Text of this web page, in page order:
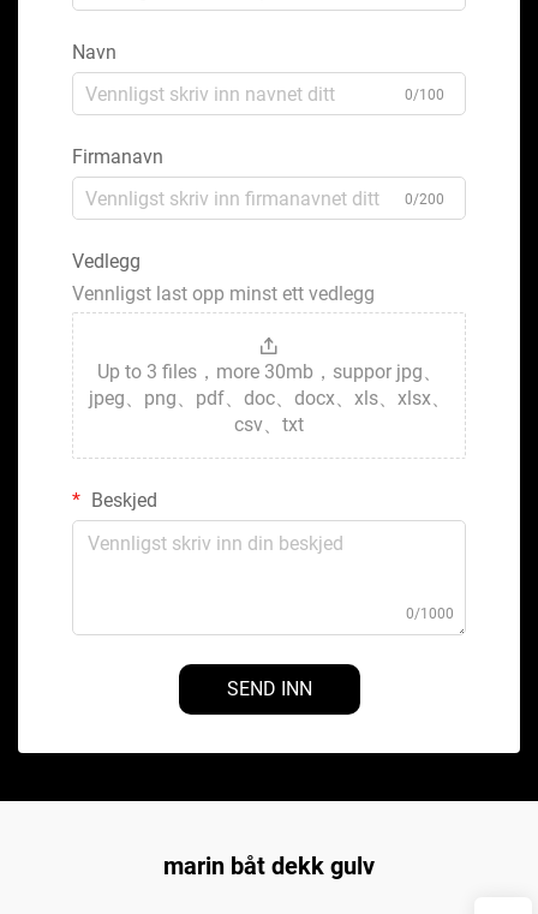
Navn
0/100
Firmanavn
0/200
Vedlegg
Vennligst last opp minst ett vedlegg
Up to 3 files，more 30mb，suppor jpg、
jpeg、png、pdf、doc、docx、xls、xlsx、
csv、txt
Beskjed
0/1000
SEND INN
marin båt dekk gulv